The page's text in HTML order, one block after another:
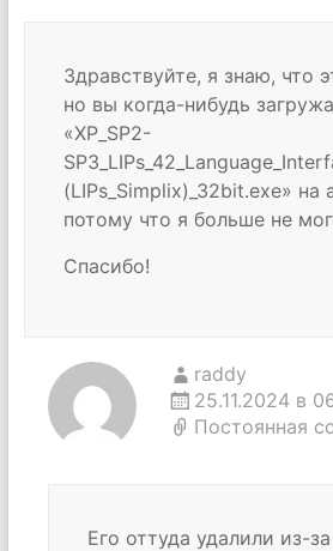
Здравствуйте, я знаю, что
но вы когда-нибудь
«XP_SP2-
(LIPs_Simplix)_32bit.exe» на
потому что я больше не
Спасибо!
raddy
25.11.2024 в
Постоянная
Его оттуда удалили из-